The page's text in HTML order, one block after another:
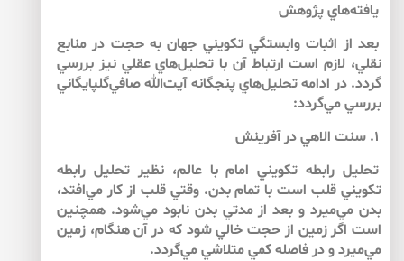
يافته‌هاي پژوهش
بعد از اثبات وابستگي تكويني جهان به حجت در منابع
نقلي، لازم است ارتباط آن با تحليل‌هاي عقلي نيز بررسي
گردد. در ادامه تحليل‌هاي پنجگانه آيت‌الله صافي‌‌گلپايگاني
بررسي مي‌گردد:
۱. سنت الاهي در آفرينش
تحليل رابطه تكويني امام با عالم، نظير تحليل رابطه
تكويني قلب است با تمام بدن. وقتي قلب از كار مي‌افتد،
بدن مي‌ميرد و بعد از مدتي بدن نابود مي‌شود. همچنين
است اگر زمين از حجت خالي شود كه در آن هنگام، زمين
مي‌ميرد و در فاصله كمي متلاشي مي‌گردد.